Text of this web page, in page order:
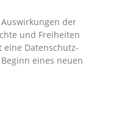
der
und Freiheiten
Datenschutz-
Beginn eines neuen